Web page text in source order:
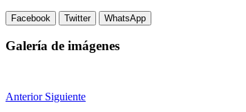
Facebook Twitter WhatsApp
Galería de imágenes
Anterior Siguiente